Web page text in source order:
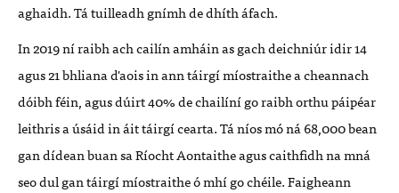
aghaidh. Tá tuilleadh gnímh de dhíth áfach.
In 2019 ní raibh ach cailín amháin as gach deichniúr idir 14
agus 21 bhliana d'aois in ann táirgí míostraithe a cheannach
dóibh féin, agus dúirt 40% de chailíní go raibh orthu páipéar
leithris a úsáid in áit táirgí cearta. Tá níos mó ná 68,000 bean
gan dídean buan sa Ríocht Aontaithe agus caithfidh na mná
seo dul gan táirgí míostraithe ó mhí go chéile. Faigheann